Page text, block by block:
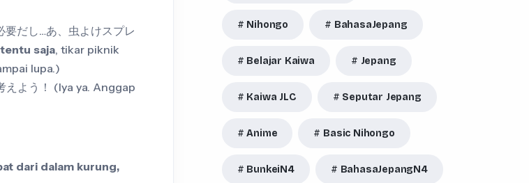
要だし…あ、虫よけスプレ
tentu saja, tikar piknik
lupa.)
えよう！ (Iya ya. Anggap
dari dalam kurung,
Nihongo BahasaJepang
Belajar Kaiwa Jepang
Kaiwa JLC Seputar Jepang
Anime Basic Nihongo
BunkeiN4 BahasaJepangN4